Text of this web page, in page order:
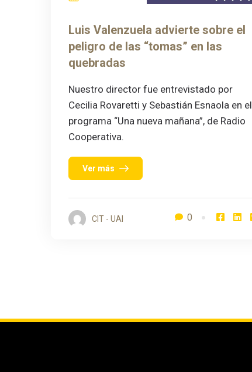
Luis Valenzuela advierte sobre el
peligro de las “tomas” en las
quebradas
Nuestro director fue entrevistado por
Cecilia Rovaretti y Sebastián Esnaola en el
programa “Una nueva mañana”, de Radio
Cooperativa.
Ver más
CIT - UAI 0